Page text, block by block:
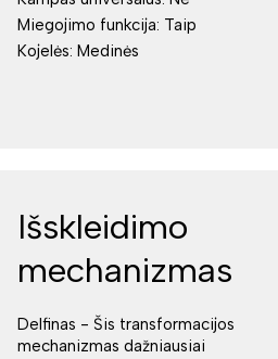
Miegojimo funkcija: Taip
Kojelės: Medinės
Išskleidimo
mechanizmas
Delfinas - Šis transformacijos
mechanizmas dažniausiai